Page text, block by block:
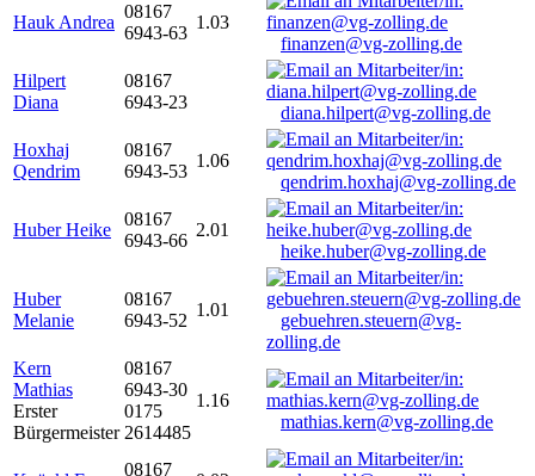
Hauk Andrea
08167
6943-63
1.03
finanzen@vg-zolling.de
Hilpert
Diana
08167
6943-23
diana.hilpert@vg-zolling.de
Hoxhaj
Qendrim
08167
6943-53
1.06
qendrim.hoxhaj@vg-zolling.de
Huber Heike
08167
6943-66
2.01
heike.huber@vg-zolling.de
Huber
Melanie
08167
6943-52
1.01
gebuehren.steuern@vg-
zolling.de
Kern
Mathias
Erster
Bürgermeister
08167
6943-30
0175
2614485
1.16
mathias.kern@vg-zolling.de
08167